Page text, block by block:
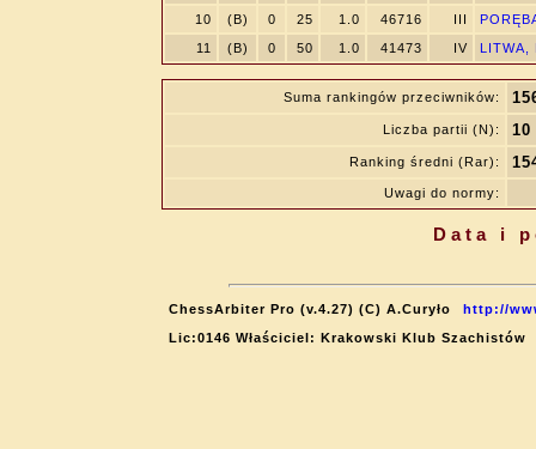
10
(B) 0 25 1.0 46716 III
11
(B) 0 50 1.0 41473 IV LITWA,
Suma rankingów przeciwników:
Liczba partii (N): 10
Ranking średni (Rar):
Uwagi do normy:
Data i
ChessArbiter Pro (v.4.27) (C) A.Curyło
http://
Lic:0146 Właściciel: Krakowski Klub Szachistów